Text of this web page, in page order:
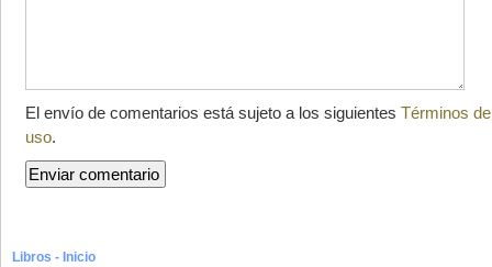
El envío de comentarios está sujeto a los siguientes Términos de
uso.
Libros - Inicio